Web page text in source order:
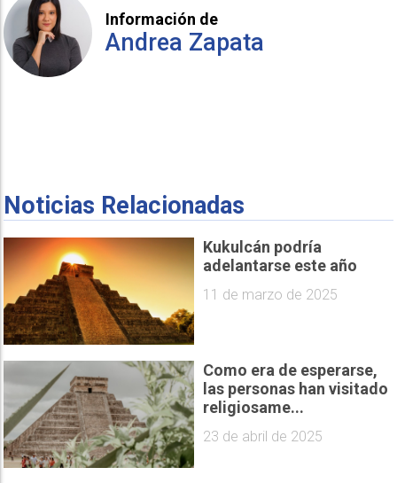
Información de
Andrea Zapata
Noticias Relacionadas
Kukulcán podría
adelantarse este año
11 de marzo de 2025
Como era de esperarse,
las personas han visitado
religiosame...
23 de abril de 2025